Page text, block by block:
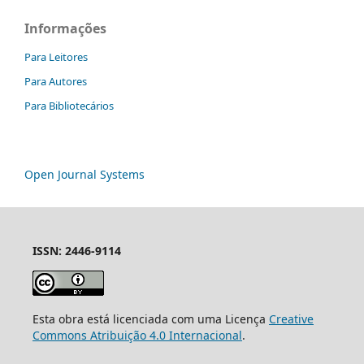
Informações
Para Leitores
Para Autores
Para Bibliotecários
Open Journal Systems
ISSN: 2446-9114
Esta obra está licenciada com uma Licença Creative
Commons Atribuição 4.0 Internacional.